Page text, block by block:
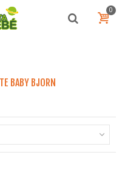
0
BABY BJORN